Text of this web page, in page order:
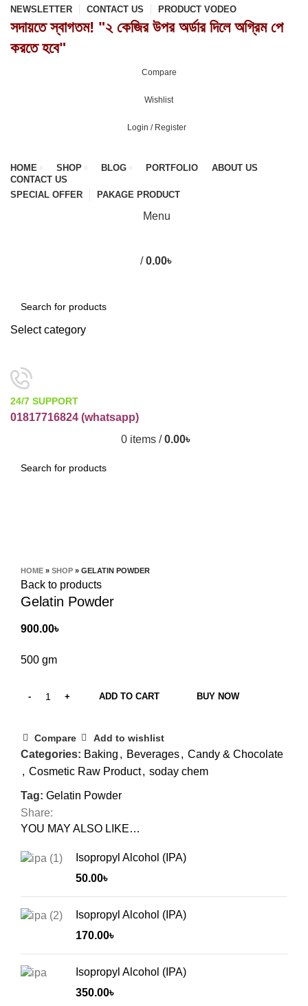
NEWSLETTER CONTACT US PRODUCT VODEO
সদায়তে স্বাগতম! "২ কেজির উপর অর্ডার দিলে অগ্রিম পে
করতে হবে"
Compare
Wishlist
Login / Register
HOME SHOP BLOG PORTFOLIO
ABOUT US
CONTACT US
SPECIAL OFFER
PAKAGE PRODUCT
Menu
/ 0.00৳
Select category
24/7 SUPPORT
01817716824 (whatsapp)
0 items / 0.00৳
HOME » SHOP » GELATIN POWDER
Back to products
Gelatin Powder
900.00৳
500 gm
ADD TO CART BUY NOW
Compare Add to wishlist
Categories: Baking , Beverages, Candy & Chocolate
, Cosmetic Raw Product, soday chem
Tag: Gelatin Powder
Share:
YOU MAY ALSO LIKE…
Isopropyl Alcohol (IPA)
50.00৳
Isopropyl Alcohol (IPA)
170.00৳
Isopropyl Alcohol (IPA)
350.00৳